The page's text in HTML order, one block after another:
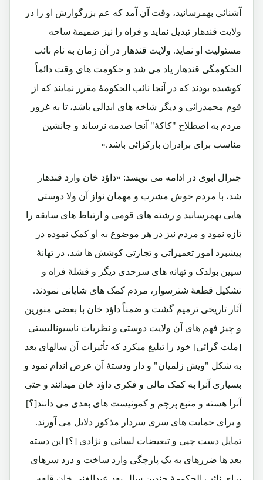
آشنائی بهمرسانید، وقت آن آمد که عم بزرگوارش او را در
ولایت قندهار تبدیل نماید و فراه را نیز ضمیمۀ ساحه
مسئولیت او نماید. ولایت قندهار در آن زمان به نام نائب
الحکومگی قندهار یاد می شد و حکومت های وقت دائماً
کوشیده بودند که در آنجا نائب الحکومۀ مقرر نمایند که از
قوم محمدزائی و دیگر شاخه های ابدالی باشد، تا به غرور
مردم به اصطلاح "کاکۀ" آنجا صدمه نرساند و جانشین
مناسب برای برادران بارکزائی باشد.»
جنرال ابوی در ادامه می نویسد: «داؤد خان وارد قندهار
شد، با مردم خوش مشرب و مهمان نواز آن ولا دوستی
هایی بهمرسانید و رشته های قومی و ارتباط های سابقه را
تازه نمود و مردم نیز در هر موضوع به او کمک نموده در
پیشبرد امور تعمیراتی و تجارتی کوشش ها شد، در تهانۀ
سپین بولدک و تهانه های سرحدی دیگر و قشلۀ فراه و
تشکیل قطعۀ شترسوار، مردم کمک های شایانی نمودند.
آثار تاریخی ترمیم گشت و ضمناً داؤد خان با بعضی منورین
و چیز فهم های آن ولایت دوستی و نظریات ناسیونالیستی
[ملت گرائی] خود را تبلیغ میکرد که تأثیرات آن سالهای بعد
به شکل "ویش زلمیان" و دار ودستۀ آن عرض اندام نمود و
بسیاری آنرا به کمک مالی و فکری داؤد خان میدانند و حتی
آنرا هسته و منبع پرچم و کمونیست های بعدی می دانند[؟]
و برای حمایت های سری سردار مذکور دلایل می آورند.
تمایل دست چپی و تبعیضات لسانی و نژادی [؟] این دسته
بعد ها ضررهای به یک پارچگی وارد ساخت و درد سرهای